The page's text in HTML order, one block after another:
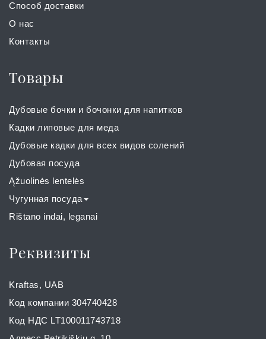
Способ доставки
О нас
Контакты
Товары
Дубовые бочки и бочонки для напитков
Кадки липовые для меда
Дубовые кадки для всех видов солений
Дубовая посуда
Ąžuolinės lentelės
Чугунная посуда
Rištano indai, leganai
Реквизиты
Kraftas, UAB
Код компании 304740428
Код НДС LT100011743718